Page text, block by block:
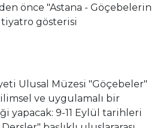
önce "Astana - Göçebelerin
tiyatro gösterisi
Ulusal Müzesi "Göçebeler"
ve uygulamalı bir
yapacak: 9-11 Eylül tarihleri